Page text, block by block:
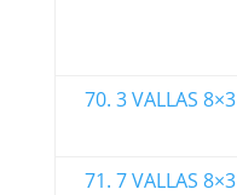
70. 3 VALLAS 8×3
71. 7 VALLAS 8×3